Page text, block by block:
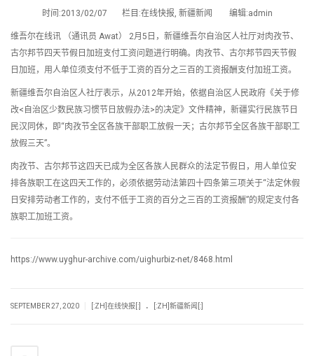
时间:2013/02/07 栏目:在线快报, 新疆新闻 编辑:admin
维吾尔在线讯 （通讯员 Awat） 2月5日，新疆维吾尔自治区人社厅对肉孜节、
古尔邦节四天节假日加班支付工资问题进行明确。肉孜节、古尔邦节四天节假
日加班，用人单位须支付不低于工资的百分之三百的工资报酬支付加班工资。
新疆维吾尔自治区人社厅表示，从2012年开始，依据自治区人民政府《关于修
改<自治区少数民族习惯节日放假办法>的决定》文件精神，新疆实行民族节日
民汉同休，即“肉孜节全区各族干部职工放假一天；古尔邦节全区各族干部职工
放假三天”。
肉孜节、古尔邦节这四天已成为全区各族人民群众的法定节假日，用人单位安
排各族职工在这四天工作的，必须依据劳动法第四十四条第三项关于“法定休假
日安排劳动者工作的，支付不低于工资的百分之三百的工资报酬”的规定支付各
族职工加班工资。
https://www.uyghur-archive.com/uighurbiz-net/8468.html
SEPTEMBER 27, 2020 [:ZH]在线快报[:] . [:ZH]新疆新闻[:]